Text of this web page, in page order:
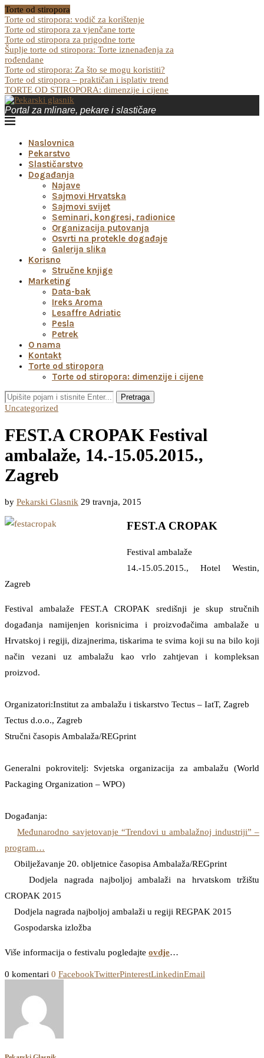
Torte od stiropora
Torte od stiropora: vodič za korištenje
Torte od stiropora za vjenčane torte
Torte od stiropora za prigodne torte
Šuplje torte od stiropora: Torte iznenađenja za
rođendane
Torte od stiropora: Za što se mogu koristiti?
Torte od stiropora – praktičan i isplativ trend
TORTE OD STIROPORA: dimenzije i cijene
Portal za mlinare, pekare i slastičare
Naslovnica
Pekarstvo
Slastičarstvo
Događanja
Najave
Sajmovi Hrvatska
Sajmovi svijet
Seminari, kongresi, radionice
Organizacija putovanja
Osvrti na protekle događaje
Galerija slika
Korisno
Stručne knjige
Marketing
Data-bak
Ireks Aroma
Lesaffre Adriatic
Pesla
Petrek
O nama
Kontakt
Torte od stiropora
Torte od stiropora: dimenzije i cijene
Pretraga
Uncategorized
FEST.A CROPAK Festival
ambalaže, 14.-15.05.2015.,
Zagreb
by Pekarski Glasnik 29 travnja, 2015
FEST.A CROPAK
Festival ambalaže
14.-15.05.2015., Hotel Westin,
Zagreb
Festival ambalaže FEST.A CROPAK središnji je skup stručnih
događanja namijenjen korisnicima i proizvođačima ambalaže u
Hrvatskoj i regiji, dizajnerima, tiskarima te svima koji su na bilo koji
način vezani uz ambalažu kao vrlo zahtjevan i kompleksan
proizvod.
Organizatori:Institut za ambalažu i tiskarstvo Tectus – IatT, Zagreb
Tectus d.o.o., Zagreb
Stručni časopis Ambalaža/REGprint
Generalni pokrovitelj: Svjetska organizacija za ambalažu (World
Packaging Organization – WPO)
Događanja:
Međunarodno savjetovanje “Trendovi u ambalažnoj industriji” –
program…
Obilježavanje 20. obljetnice časopisa Ambalaža/REGprint
Dodjela nagrada najboljoj ambalaži na hrvatskom tržištu
CROPAK 2015
Dodjela nagrada najboljoj ambalaži u regiji REGPAK 2015
Gospodarska izložba
Više informacija o festivalu pogledajte ovdje…
0 komentari 0 FacebookTwitterPinterestLinkedinEmail